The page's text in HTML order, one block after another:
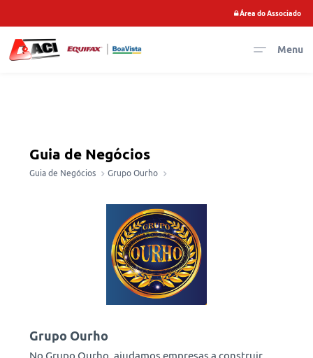
Área do Associado
Menu
Guia de Negócios
Guia de Negócios Grupo Ourho
Grupo Ourho
No Grupo Ourho, ajudamos empresas a construir